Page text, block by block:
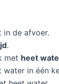
in de afvoer.
.
met heet
in één